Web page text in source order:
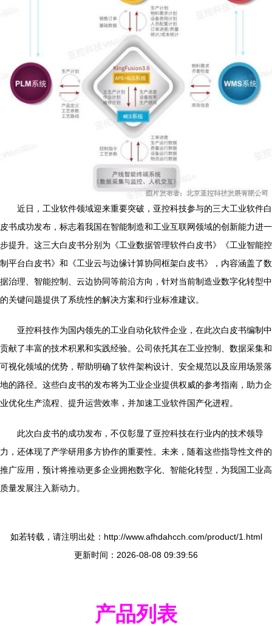
近日，工业软件领域迎来重要突破，亚控科技参与的三大工业软件白
皮书成功发布，标志着我国在智能制造和工业互联网领域的创新能力进一
步提升。这三大白皮书分别为《工业数据管理软件白皮书》《工业智能控
制平台白皮书》和《工业云与边缘计算协同框架白皮书》，内容涵盖了数
据治理、智能控制、云边协同等前沿方向，针对当前制造业数字化转型中
的关键问题提供了系统性的解决方案和行业标准建议。
亚控科技作为国内领先的工业自动化软件企业，在此次白皮书编制中
贡献了丰富的技术积累和实践经验。公司依托其在工业控制、数据采集和
可视化领域的优势，帮助明确了软件架构设计、安全规范以及应用场景落
地的路径。这些白皮书的发布将为工业企业提供权威的参考指南，助力企
业优化生产流程、提升运营效率，并加速工业软件国产化进程。
此次白皮书的成功发布，不仅彰显了亚控科技在行业内的技术领导
力，还体现了产学研用多方协作的重要性。未来，随着这些指导性文件的
推广应用，预计将推动更多企业拥抱数字化、智能化转型，为我国工业高
质量发展注入新动力。
如若转载，请注明出处：http://www.afhdahcch.com/product/1.html
更新时间：2026-08-08 09:39:56
产品列表